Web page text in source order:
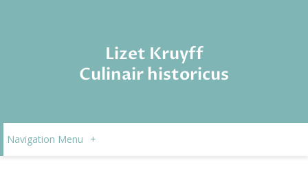
Lizet Kruyff
Culinair historicus
Navigation Menu +